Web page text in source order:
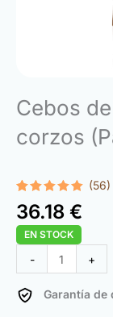
Cebos
corzos
Valorado
con4.98
de 5 en
base a
56
valoraciones
(56)
36.18 €
EN STOCK
-
Baits
for
+
Garantía de